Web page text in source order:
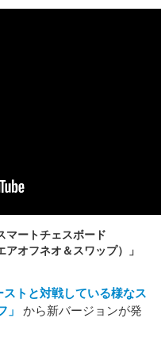
マートチェスボード
オフネオ＆スワップ）」
トと対戦している様なス
から新バージョンが発